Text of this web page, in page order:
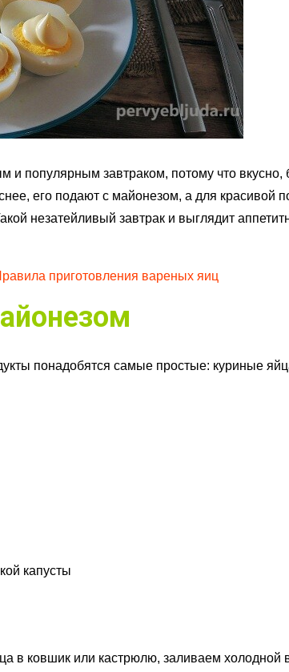
популярным завтраком, потому что вкусно,
его подают с майонезом, а для красивой
незатейливый завтрак и выглядит
приготовления вареных яиц
понадобятся самые простые: куриные
капусты
в ковшик или кастрюлю, заливаем холодной